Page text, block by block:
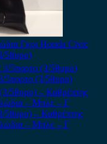
Γκρι Honda Civic
5θυρο)
(3/5θυρο)
5θυρο) – Καθρέπτης
– Μπλε – Γ